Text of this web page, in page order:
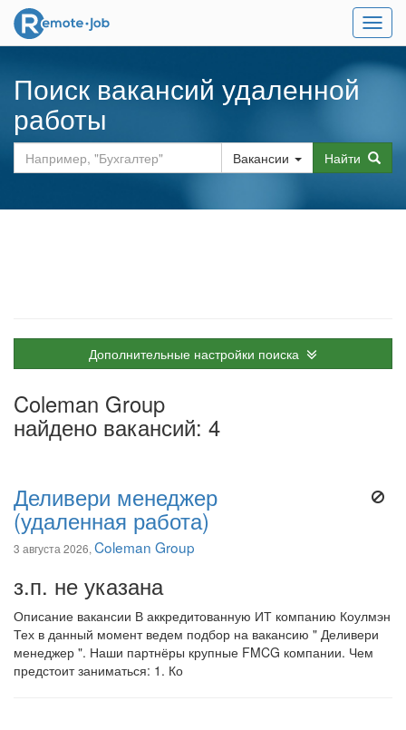
Меню
Поиск вакансий удаленной
работы
Вакансии Найти
Дополнительные настройки поиска
Coleman Group
найдено вакансий: 4
Деливери менеджер
(удаленная работа)
3 августа 2026, Coleman Group
з.п. не указана
Описание вакансии В аккредитованную ИТ компанию Коулмэн
Тех в данный момент ведем подбор на вакансию " Деливери
менеджер ". Наши партнёры крупные FMCG компании. Чем
предстоит заниматься: 1. Ко